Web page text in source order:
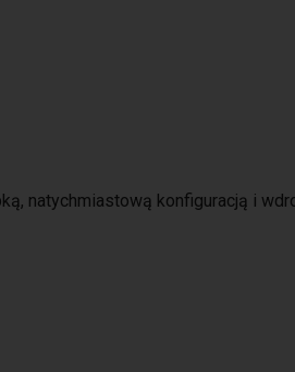
natychmiastową konfiguracją i